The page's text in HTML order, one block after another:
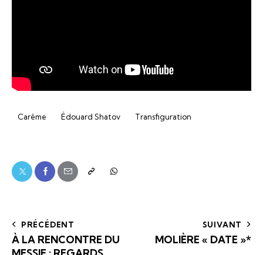
Carême Édouard Shatov Transfiguration
PRÉCÉDENT
À LA RENCONTRE DU
SUIVANT
MOLIÈRE « DATE »*